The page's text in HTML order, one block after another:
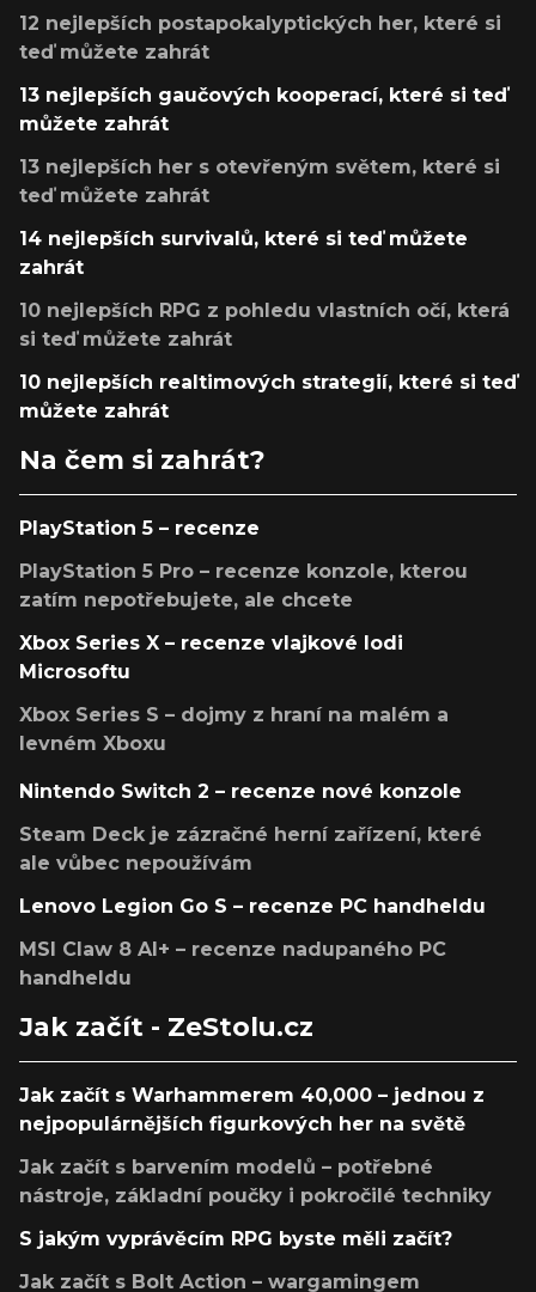
12 nejlepších postapokalyptických her, které si
teď můžete zahrát
13 nejlepších gaučových kooperací, které si teď
můžete zahrát
13 nejlepších her s otevřeným světem, které si
teď můžete zahrát
14 nejlepších survivalů, které si teď můžete
zahrát
10 nejlepších RPG z pohledu vlastních očí, která
si teď můžete zahrát
10 nejlepších realtimových strategií, které si teď
můžete zahrát
Na čem si zahrát?
PlayStation 5 – recenze
PlayStation 5 Pro – recenze konzole, kterou
zatím nepotřebujete, ale chcete
Xbox Series X – recenze vlajkové lodi
Microsoftu
Xbox Series S – dojmy z hraní na malém a
levném Xboxu
Nintendo Switch 2 – recenze nové konzole
Steam Deck je zázračné herní zařízení, které
ale vůbec nepoužívám
Lenovo Legion Go S – recenze PC handheldu
MSI Claw 8 AI+ – recenze nadupaného PC
handheldu
Jak začít - ZeStolu.cz
Jak začít s Warhammerem 40,000 – jednou z
nejpopulárnějších figurkových her na světě
Jak začít s barvením modelů – potřebné
nástroje, základní poučky i pokročilé techniky
S jakým vyprávěcím RPG byste měli začít?
Jak začít s Bolt Action – wargamingem